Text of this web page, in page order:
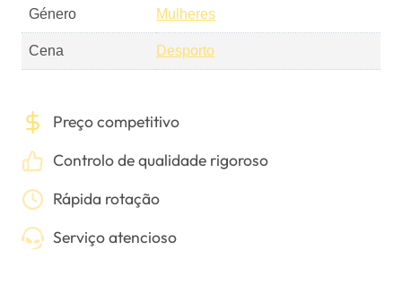
Género Mulheres
Cena Desporto
Preço competitivo
Controlo de qualidade rigoroso
Rápida rotação
Serviço atencioso